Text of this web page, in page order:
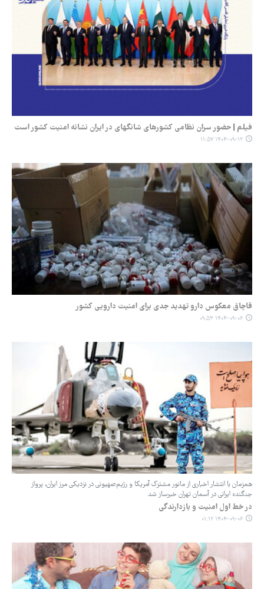
فیلم | حضور سران نظامی کشورهای شانگهای در ایران نشانه امنیت کشور است
۱۴۰۴-۰۹-۱۲ ۱۱:۵۷
قاچاق معکوس دارو تهدید جدی برای امنیت دارویی کشور
۱۴۰۴-۰۹-۰۶ ۰۹:۵۳
همزمان با انتشار اخباری از مانور مشترک آمریکا و رژیم‌صهیونی در نزدیکی مرز ایران، پرواز
جنگنده ایرانی در آسمان تهران خبرساز شد
در خط اول امنیت و بازدارندگی
۱۴۰۴-۰۹-۰۶ ۰۱:۱۲